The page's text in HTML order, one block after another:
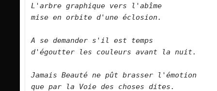
L'arbre graphique vers l'abîme
mise en orbite d'une éclosion.
A se demander s'il est temps
d'égoutter les couleurs avant la
Jamais Beauté ne pût brasser l'émotion
que par la Voie des choses dites.